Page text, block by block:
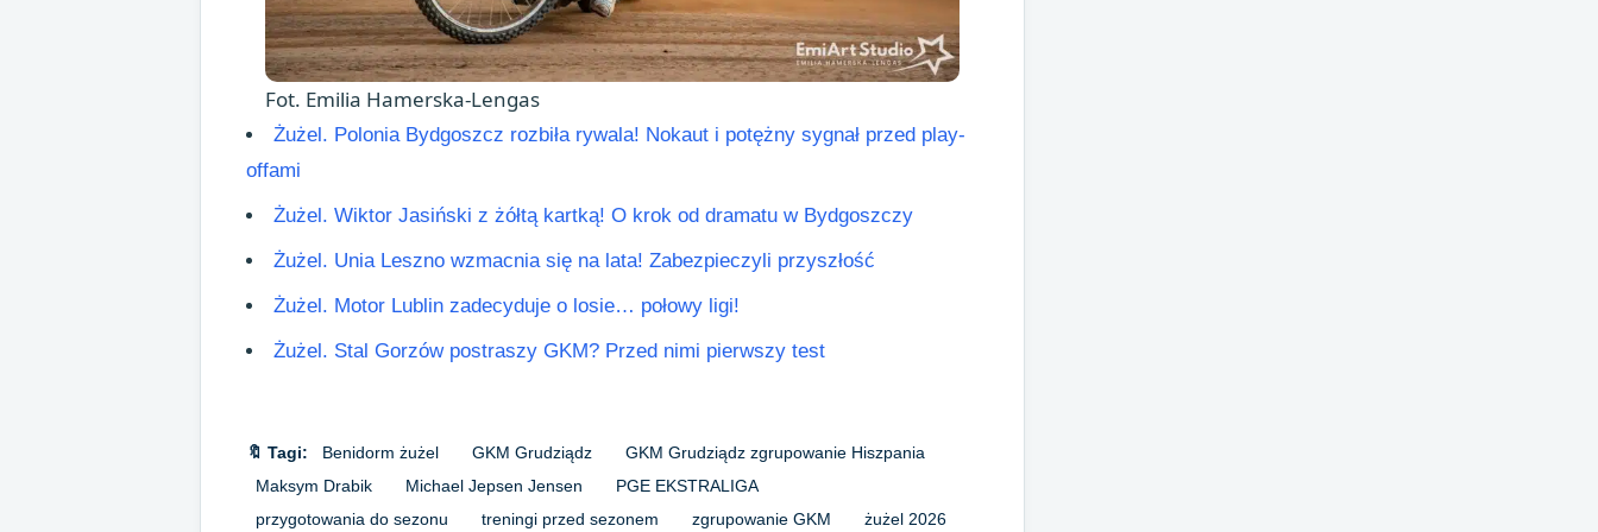
Fot. Emilia Hamerska-Lengas
Żużel. Polonia Bydgoszcz rozbiła rywala! Nokaut i potężny sygnał przed play-
offami
Żużel. Wiktor Jasiński z żółtą kartką! O krok od dramatu w Bydgoszczy
Żużel. Unia Leszno wzmacnia się na lata! Zabezpieczyli przyszłość
Żużel. Motor Lublin zadecyduje o losie… połowy ligi!
Żużel. Stal Gorzów postraszy GKM? Przed nimi pierwszy test
🔖 Tagi: Benidorm żużel GKM Grudziądz
GKM Grudziądz zgrupowanie Hiszpania
Maksym Drabik
Michael Jepsen Jensen
PGE EKSTRALIGA
przygotowania do sezonu
treningi przed sezonem zgrupowanie GKM żużel 2026